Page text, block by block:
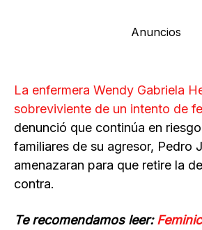
Anuncios
La enfermera Wendy Gabriela
sobreviviente de un intento de
denunció que continúa en
familiares de su agresor, Pedro
amenazaran para que retire la
contra.
Te recomendamos leer: